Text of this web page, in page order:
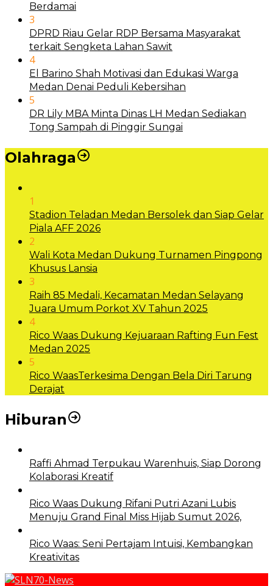
Berdamai
3
DPRD Riau Gelar RDP Bersama Masyarakat
terkait Sengketa Lahan Sawit
4
El Barino Shah Motivasi dan Edukasi Warga
Medan Denai Peduli Kebersihan
5
DR Lily MBA Minta Dinas LH Medan Sediakan
Tong Sampah di Pinggir Sungai
Olahraga
1
Stadion Teladan Medan Bersolek dan Siap Gelar
Piala AFF 2026
2
Wali Kota Medan Dukung Turnamen Pingpong
Khusus Lansia
3
Raih 85 Medali, Kecamatan Medan Selayang
Juara Umum Porkot XV Tahun 2025
4
Rico Waas Dukung Kejuaraan Rafting Fun Fest
Medan 2025
5
Rico WaasTerkesima Dengan Bela Diri Tarung
Derajat
Hiburan
Raffi Ahmad Terpukau Warenhuis, Siap Dorong
Kolaborasi Kreatif
Rico Waas Dukung Rifani Putri Azani Lubis
Menuju Grand Final Miss Hijab Sumut 2026,
Rico Waas: Seni Pertajam Intuisi, Kembangkan
Kreativitas